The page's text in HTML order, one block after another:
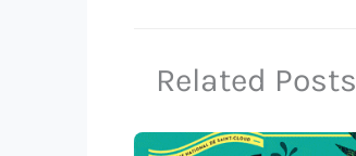
Related Posts